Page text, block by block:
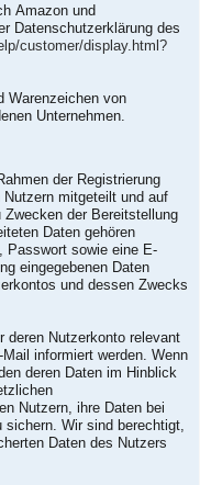
Amazon und
Datenschutzerklärung des
customer/display.html?
Warenzeichen von
Unternehmen.
der Registrierung
mitgeteilt und auf
der Bereitstellung
Daten gehören
Passwort sowie eine E-
eingegebenen Daten
und dessen Zwecks
deren Nutzerkonto relevant
informiert werden. Wenn
deren Daten im Hinblick
Nutzern, ihre Daten bei
Wir sind berechtigt,
Daten des Nutzers